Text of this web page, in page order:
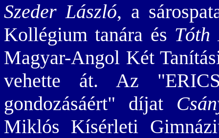
Szeder László, a
Kollégium tanára és Tóth
Magyar-Angol Két
vehette át. Az
gondozásáért" díjat
Miklós Kísérleti